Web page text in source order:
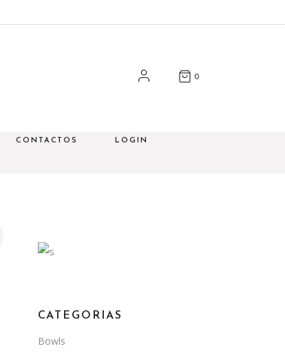
0
CONTACTOS LOGIN
Minha Conta
Checkout
CATEGORIAS
Bowls